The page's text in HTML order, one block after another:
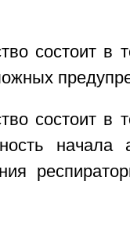
состоит в
состоит в
начала